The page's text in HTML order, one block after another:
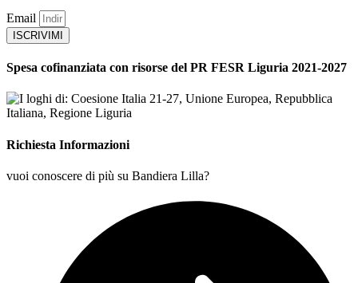
Email
ISCRIVIMI
Spesa cofinanziata con risorse del PR FESR Liguria 2021-2027
Richiesta Informazioni
vuoi conoscere di più su Bandiera Lilla?